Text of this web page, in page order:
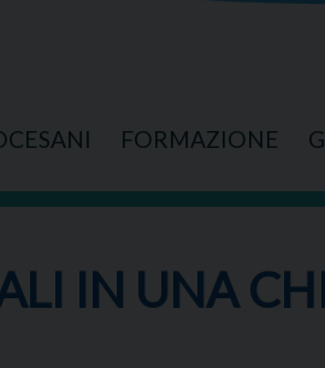
FORMAZIONE
IN UNA